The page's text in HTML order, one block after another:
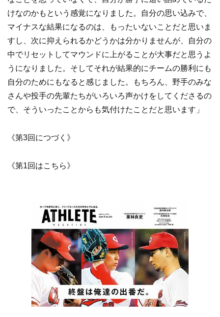
けなのかもという感覚になりました。自分の思い込みで、
マイナスな結果になるのは、もったいないことだと思いま
すし、次に抑えられるかどうかは分かりませんが、自分の
中でリセットしてマウンドに上がることが大事だと思うよ
うになりました。そしてそれが結果的にチームの勝利にも
自分のためにもなると感じました。もちろん、野手のみな
さんや投手の先輩たちがいろいろ声かけをしてくださるの
で、そういったことからも気付けたことだと思います」
《第3回につづく》
《第1回はこちら》